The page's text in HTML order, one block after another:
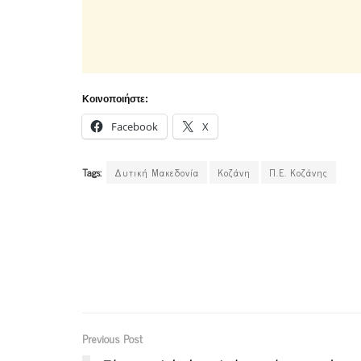
Κοινοποιήστε:
Facebook X
Tags: Δυτική Μακεδονία Κοζάνη Π.Ε. Κοζάνης
Previous Post